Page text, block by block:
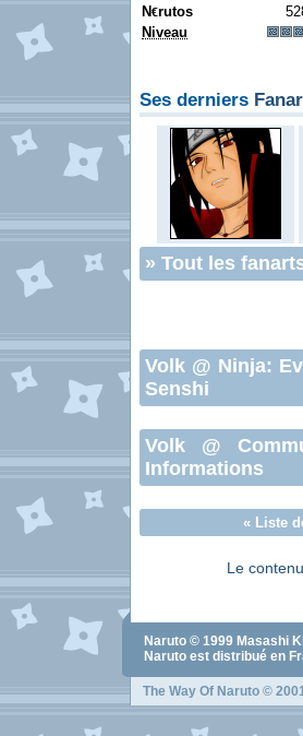
N€rutos
Niveau
Ses derniers
» Tout les
Volk @ Ninja:
Senshi
Volk @
Informations
« Liste
Le
Naruto © 1999 Masashi
Naruto est distribué en
The Way Of Naruto ©